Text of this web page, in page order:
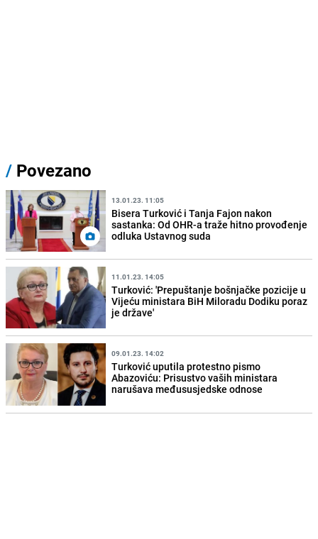
/ Povezano
13.01.23. 11:05
Bisera Turković i Tanja Fajon nakon
sastanka: Od OHR-a traže hitno provođenje
odluka Ustavnog suda
11.01.23. 14:05
Turković: 'Prepuštanje bošnjačke pozicije u
Vijeću ministara BiH Miloradu Dodiku poraz
je države'
09.01.23. 14:02
Turković uputila protestno pismo
Abazoviću: Prisustvo vaših ministara
narušava međususjedske odnose